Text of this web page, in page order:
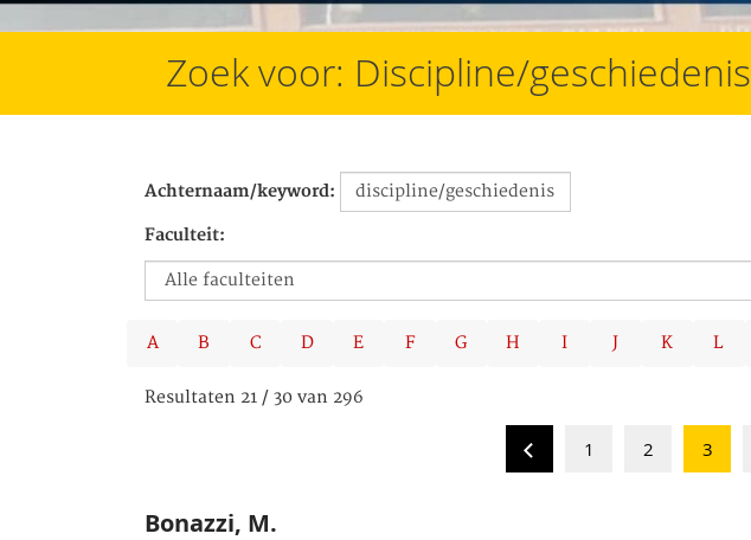
Zoek voor: Discipline/geschiedenis
Achternaam/keyword:
Faculteit:
A B C D E F G H I J K L
Resultaten 21 / 30 van 296
1 2 3
Bonazzi, M.